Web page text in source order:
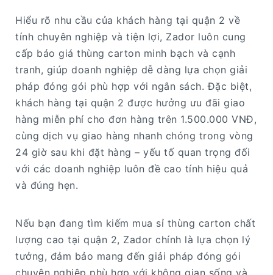
Hiểu rõ nhu cầu của khách hàng tại quận 2 về
tính chuyên nghiệp và tiện lợi, Zador luôn cung
cấp báo giá thùng carton minh bạch và cạnh
tranh, giúp doanh nghiệp dễ dàng lựa chọn giải
pháp đóng gói phù hợp với ngân sách. Đặc biệt,
khách hàng tại quận 2 được hưởng ưu đãi giao
hàng miễn phí cho đơn hàng trên 1.500.000 VNĐ,
cùng dịch vụ giao hàng nhanh chóng trong vòng
24 giờ sau khi đặt hàng – yếu tố quan trọng đối
với các doanh nghiệp luôn đề cao tính hiệu quả
và đúng hẹn.
Nếu bạn đang tìm kiếm mua sỉ thùng carton chất
lượng cao tại quận 2, Zador chính là lựa chọn lý
tưởng, đảm bảo mang đến giải pháp đóng gói
chuyên nghiệp phù hợp với không gian sống và